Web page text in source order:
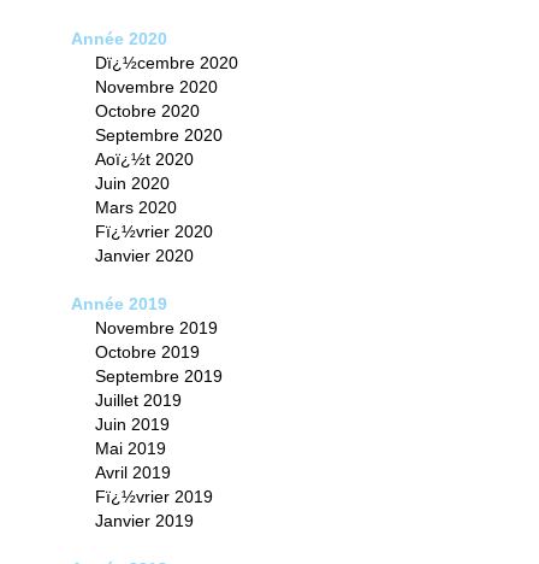
Année 2020
Dï¿½cembre 2020
Novembre 2020
Octobre 2020
Septembre 2020
Aoï¿½t 2020
Juin 2020
Mars 2020
Fï¿½vrier 2020
Janvier 2020
Année 2019
Novembre 2019
Octobre 2019
Septembre 2019
Juillet 2019
Juin 2019
Mai 2019
Avril 2019
Fï¿½vrier 2019
Janvier 2019